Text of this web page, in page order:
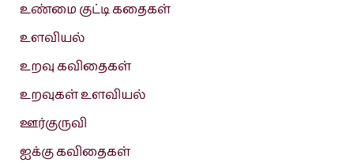
உண்மை குட்டி கதைகள்
உளவியல்
உறவு கவிதைகள்
உறவுகள் உளவியல்
ஊர்குருவி
ஐக்கு கவிதைகள்